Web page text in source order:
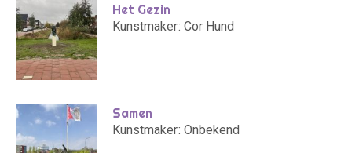
Het Gezin
Kunstmaker: Cor Hund
Samen
Kunstmaker: Onbekend